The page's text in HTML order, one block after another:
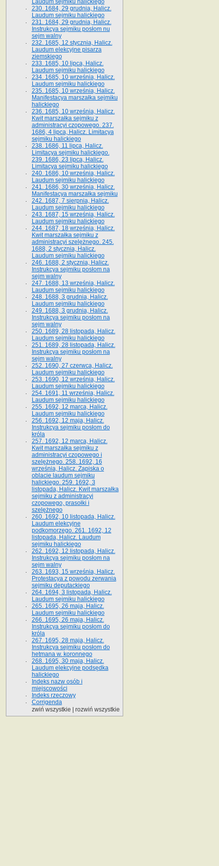
Laudum sejmiku halickiego
230. 1684, 29 grudnia, Halicz.
Laudum sejmiku halickiego
231. 1684, 29 grudnia, Halicz.
Instrukcya sejmiku posłom nu
sejm walny
232. 1685, 12 stycznia, Halicz.
Laudum elekcyjne pisarza
ziemskiego
233. 1685, 10 lipca, Halicz.
Laudum sejmiku halickiego
234. 1685, 10 września, Halicz.
Laudum sejmiku halickiego
235. 1685, 10 września, Halicz.
Manifestacya marszałka sejmiku
halickiego
236. 1685, 10 września, Halicz.
Kwit marszałka sejmiku z
administracyi czopowego. 237.
1686, 4 lipca, Halicz. Limitacya
sejmiku halickiego
238. 1686, 11 lipca, Halicz.
Limitacya sejmiku halickiego.
239. 1686, 23 lipca, Halicz.
Limitacya sejmiku halickiego
240. 1686, 10 września, Halicz.
Laudum sejmiku halickiego
241. 1686, 30 września, Halicz.
Manifestacya marszałka sejmiku
242. 1687, 7 sierpnia, Halicz.
Laudum sejmiku halickiego
243. 1687, 15 września, Halicz.
Laudum sejmiku halickiego
244. 1687, 18 września, Halicz.
Kwit marszałka sejmiku z
administracyi szelężnego. 245.
1688, 2 stycznia, Halicz.
Laudum sejmiku halickiego
246. 1688, 2 stycznia, Halicz.
Instrukcya sejmiku posłom na
sejm walny
247. 1688, 13 września, Halicz.
Laudum sejmiku halickiego
248. 1688, 3 grudnia, Halicz.
Laudum sejmiku halickiego
249. 1688, 3 grudnia, Halicz.
Instrukcya sejmiku posłom na
sejm walny
250. 1689, 28 listopada, Halicz.
Laudum sejmiku halickiego
251. 1689, 28 listopada, Halicz.
Instrukcya sejmiku posłom na
sejm walny
252. 1690, 27 czerwca, Halicz.
Laudum sejmiku halickiego
253. 1690, 12 września, Halicz.
Laudum sejmiku halickiego
254. 1691, 11 września, Halicz.
Laudum sejmiku halickiego
255. 1692, 12 marca, Halicz.
Laudum sejmiku halickiego
256. 1692, 12 maja, Halicz.
Instrukcya sejmiku posłom do
króla
257. 1692, 12 marca, Halicz.
Kwit marszałka sejmiku z
administracyi czopowego i
szelężnego. 258. 1692, 16
września, Halicz. Zapiska o
oblacie laudum sejmiku
halickiego. 259. 1692, 3
listopada, Halicz. Kwit marszałka
sejmiku z administracyi
czopowego, prasołki i
szelężnego
260. 1692, 10 listopada, Halicz.
Laudum elekcyjne
podkomorzego. 261. 1692, 12
listopada, Halicz. Laudum
sejmiku halickiego
262. 1692, 12 listopada, Halicz.
Instrukcya sejmiku posłom na
sejm walny
263. 1693, 15 września, Halicz.
Protestacya z powodu zerwania
sejmiku deputackiego
264. 1694, 3 listopada, Halicz.
Laudum sejmiku halickiego
265. 1695, 26 maja, Halicz.
Laudum sejmiku halickiego
266. 1695, 26 maja, Halicz.
Instrukcya sejmiku posłom do
króla
267. 1695, 28 maja, Halicz.
Instrukcya sejmiku posłom do
hetmana w. koronnego
268. 1695, 30 maja, Halicz.
Laudum elekcyjne podsędka
halickiego
Indeks nazw osób i
miejscowości
Indeks rzeczowy
Corrigenda
zwiń wszystkie
rozwiń wszystkie